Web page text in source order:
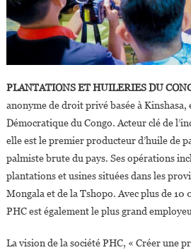
PLANTATIONS ET HUILERIES DU
anonyme de droit privé basée à Kinshasa,
Démocratique du Congo. Acteur clé de
elle est le premier producteur d’huile de
palmiste brute du pays. Ses opérations
plantations et usines situées dans les
Mongala et de la Tshopo. Avec plus de
PHC est également le plus grand
La vision de la société PHC, « Créer une